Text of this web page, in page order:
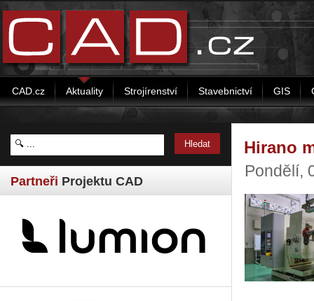
CAD.cz Aktuality Strojírenství Stavebnictví GIS
Partneři Projektu CAD
Hirano
Pondělí,